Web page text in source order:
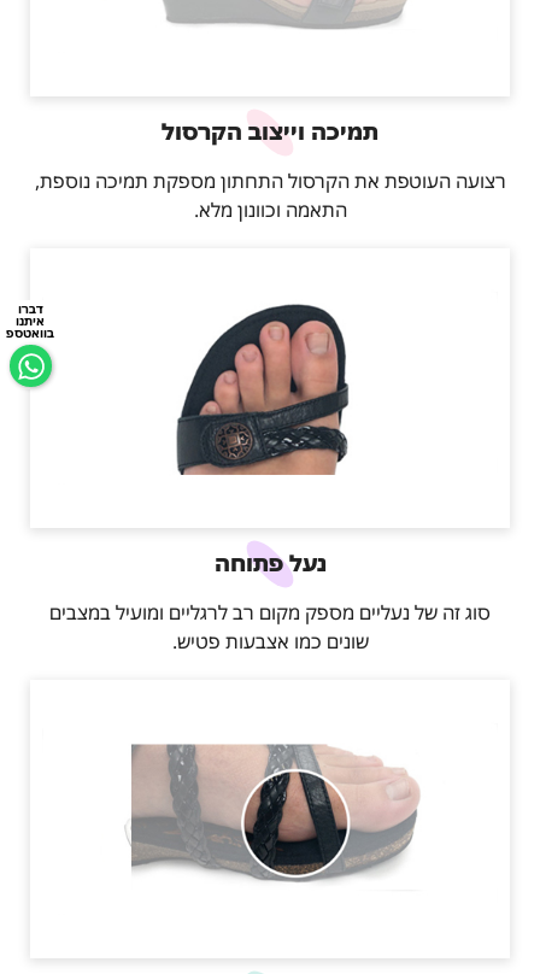
דברו
איתנו
בוואטספ
תמיכה וייצוב הקרסול
רצועה העוטפת את הקרסול התחתון מספקת תמיכה נוספת,
התאמה וכוונון מלא.
נעל פתוחה
סוג זה של נעליים מספק מקום רב לרגליים ומועיל במצבים
שונים כמו אצבעות פטיש.